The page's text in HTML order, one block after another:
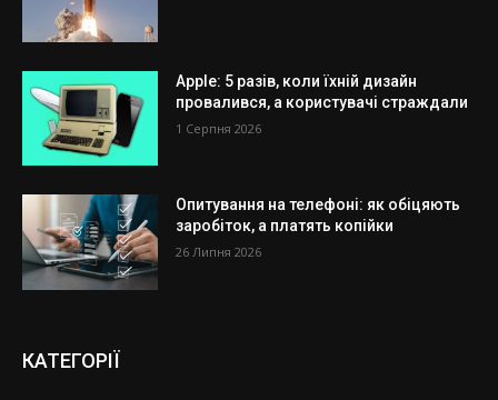
Apple: 5 разів, коли їхній дизайн
провалився, а користувачі страждали
1 Серпня 2026
Опитування на телефоні: як обіцяють
заробіток, а платять копійки
26 Липня 2026
КАТЕГОРІЇ